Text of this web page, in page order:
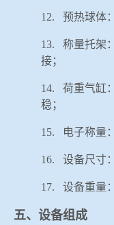
12. 预热球体
13. 称量托架
接；
14. 荷重气缸
稳；
15. 电子称量
16. 设备尺寸：
17. 设备重量：
五、设备组成